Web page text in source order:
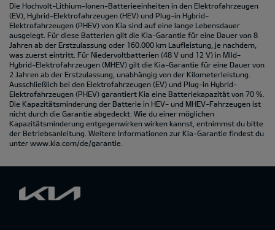
Die Hochvolt-Lithium-Ionen-Batterieeinheiten in den Elektrofahrzeugen
(EV), Hybrid-Elektrofahrzeugen (HEV) und Plug-in Hybrid-
Elektrofahrzeugen (PHEV) von Kia sind auf eine lange Lebensdauer
ausgelegt. Für diese Batterien gilt die Kia-Garantie für eine Dauer von 8
Jahren ab der Erstzulassung oder 160.000 km Laufleistung, je nachdem,
was zuerst eintritt. Für Niedervoltbatterien (48 V und 12 V) in Mild-
Hybrid-Elektrofahrzeugen (MHEV) gilt die Kia-Garantie für eine Dauer von
2 Jahren ab der Erstzulassung, unabhängig von der Kilometerleistung.
Ausschließlich bei den Elektrofahrzeugen (EV) und Plug-in Hybrid-
Elektrofahrzeugen (PHEV) garantiert Kia eine Batteriekapazität von 70 %.
Die Kapazitätsminderung der Batterie in HEV- und MHEV-Fahrzeugen ist
nicht durch die Garantie abgedeckt. Wie du einer möglichen
Kapazitätsminderung entgegenwirken wirken kannst, entnimmst du bitte
der Betriebsanleitung. Weitere Informationen zur Kia-Garantie findest du
unter www.kia.com/de/garantie.